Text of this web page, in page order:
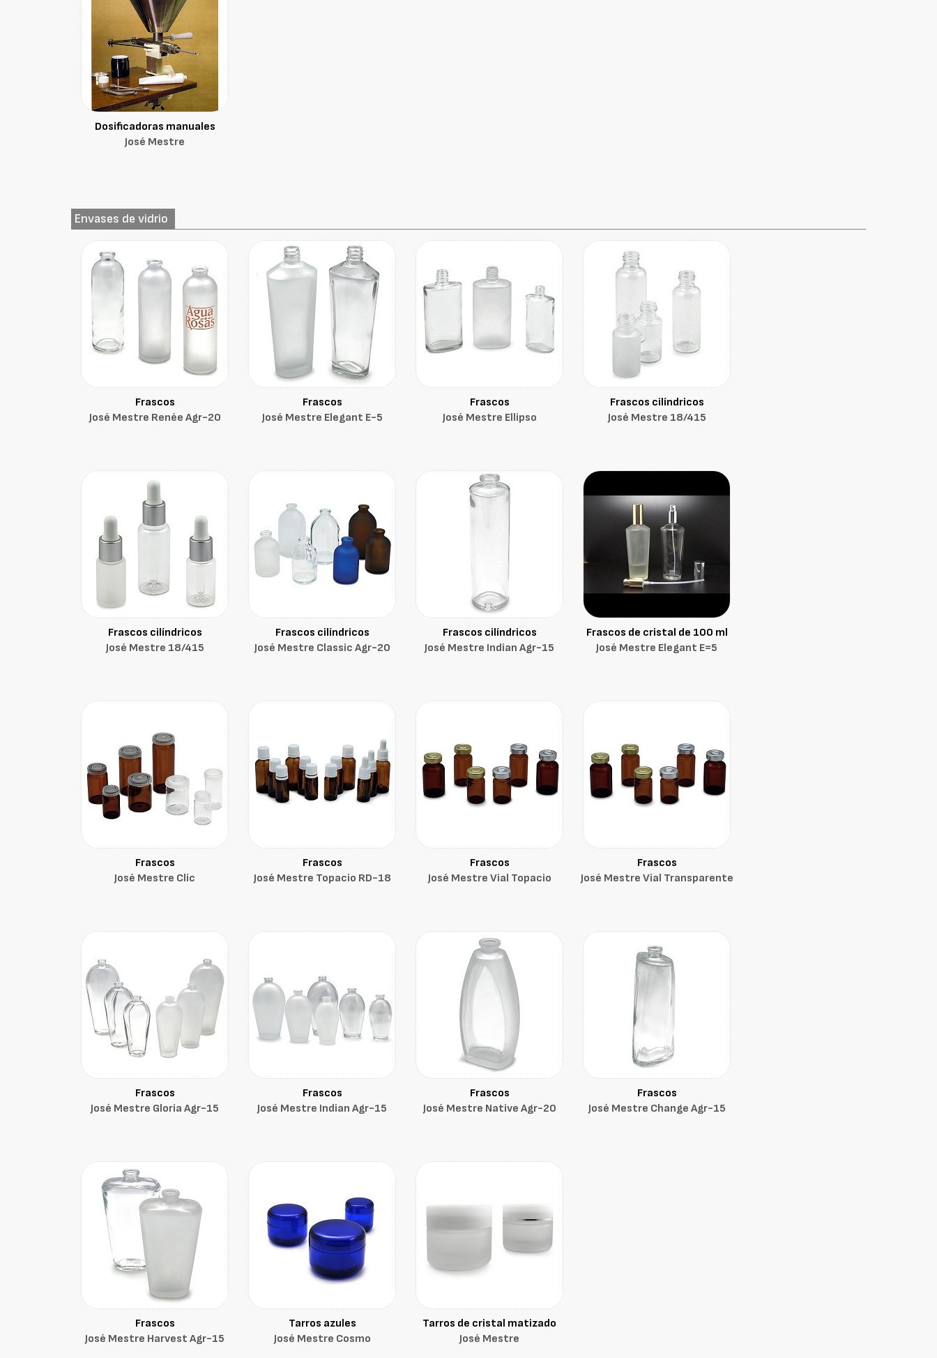
Dosificadoras manuales
José Mestre
Envases de vidrio
Frascos
José Mestre Renée Agr-20
Frascos
José Mestre Elegant E-5
Frascos
José Mestre Ellipso
Frascos cilíndricos
José Mestre 18/415
Frascos cilíndricos
José Mestre 18/415
Frascos cilíndricos
José Mestre Classic Agr-20
Frascos cilíndricos
José Mestre Indian Agr-15
Frascos de cristal de 100 ml
José Mestre Elegant E=5
Frascos
José Mestre Clic
Frascos
José Mestre Topacio RD-18
Frascos
José Mestre Vial Topacio
Frascos
José Mestre Vial Transparente
Frascos
José Mestre Gloria Agr-15
Frascos
José Mestre Indian Agr-15
Frascos
José Mestre Native Agr-20
Frascos
José Mestre Change Agr-15
Frascos
José Mestre Harvest Agr-15
Tarros azules
José Mestre Cosmo
Tarros de cristal matizado
José Mestre